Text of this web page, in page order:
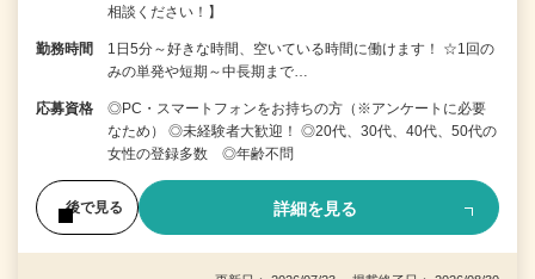
相談ください！】
勤務時間
1日5分～好きな時間、空いている時間に働けます！ ☆1回の
みの単発や短期～中長期まで…
応募資格
◎PC・スマートフォンをお持ちの方（※アンケートに必要
なため） ◎未経験者大歓迎！ ◎20代、30代、40代、50代の
女性の登録多数 ◎年齢不問
後で見る 詳細を見る